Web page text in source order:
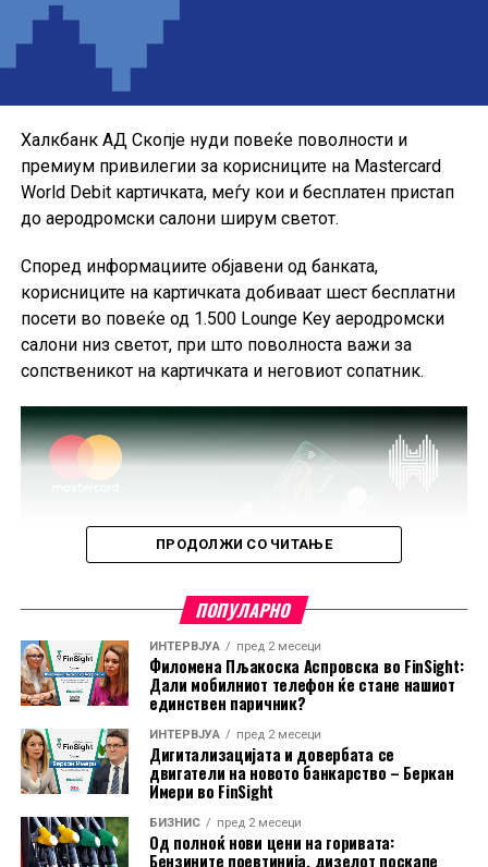
Понудата е наменета за корисниците кои сакаат да ги
користат можностите на кредитната картичка за
своите секојдневни и летни купувања, со промотивна
Халкбанк АД Скопје нуди повеќе поволности и
премиум привилегии за корисниците на Mastercard
World Debit картичката, меѓу кои и бесплатен пристап
до аеродромски салони ширум светот.
Според информациите објавени од банката,
корисниците на картичката добиваат шест бесплатни
посети во повеќе од 1.500 Lounge Key аеродромски
салони низ светот, при што поволноста важи за
сопственикот на картичката и неговиот сопатник.
ПРОДОЛЖИ СО ЧИТАЊЕ
ПОПУЛАРНО
ИНТЕРВЈУА пред 2 месеци
Филомена Пљакоска Аспровска во FinSight:
Дали мобилниот телефон ќе стане нашиот
единствен паричник?
ИНТЕРВЈУА пред 2 месеци
Дигитализацијата и довербата се
двигатели на новото банкарство – Беркан
Имери во FinSight
БИЗНИС пред 2 месеци
Од полноќ нови цени на горивата:
Бензините поевтинија, дизелот поскапе